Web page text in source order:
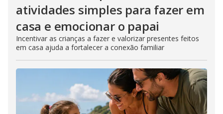
atividades simples para fazer em
casa e emocionar o papai
Incentivar as crianças a fazer e valorizar presentes feitos
em casa ajuda a fortalecer a conexão familiar